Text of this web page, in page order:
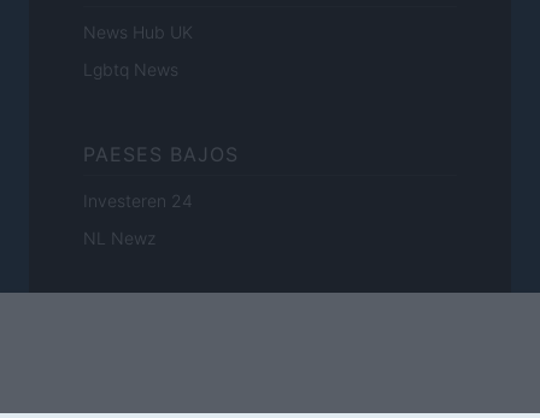
News Hub UK
Lgbtq News
PAESES BAJOS
Investeren 24
NL Newz